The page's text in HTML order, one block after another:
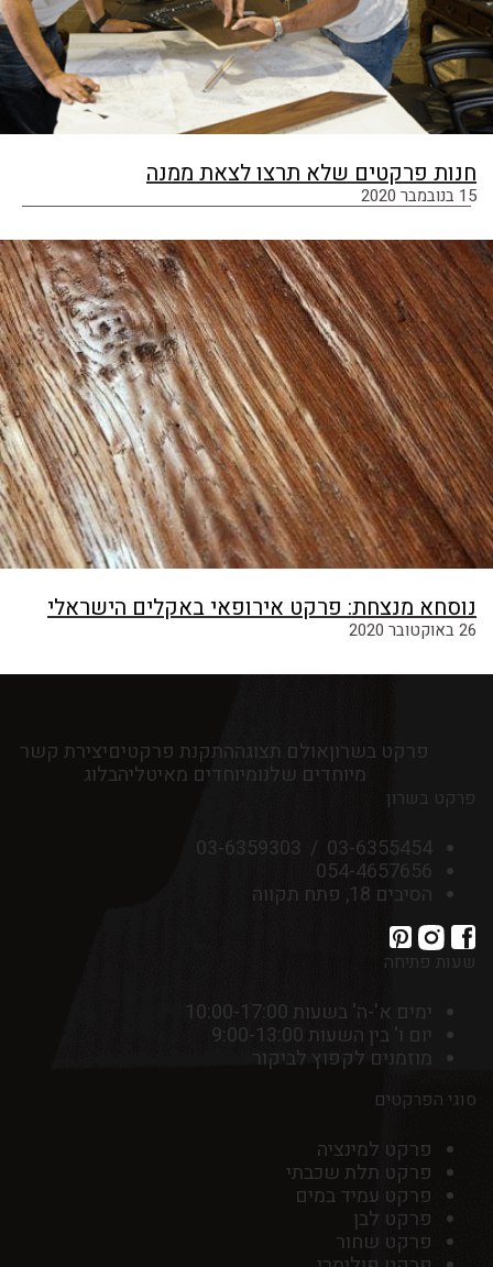
חנות פרקטים שלא תרצו לצאת ממנה
15 בנובמבר 2020
נוסחא מנצחת: פרקט אירופאי באקלים הישראלי
26 באוקטובר 2020
פרקט בשרוןאולם תצוגההתקנת פרקטיםיצירת קשר
מיוחדים שלנומיוחדים מאיטליהבלוג
פרקט בשרון
03-6355454
/
03-6359303
054-4657656
הסיבים 18, פתח תקווה
שעות פתיחה
ימים א'-ה' בשעות 10:00-17:00
יום ו' בין השעות 9:00-13:00
מוזמנים לקפוץ לביקור
סוגי הפרקטים
פרקט למינציה
פרקט תלת שכבתי
פרקט עמיד במים
פרקט לבן
פרקט שחור